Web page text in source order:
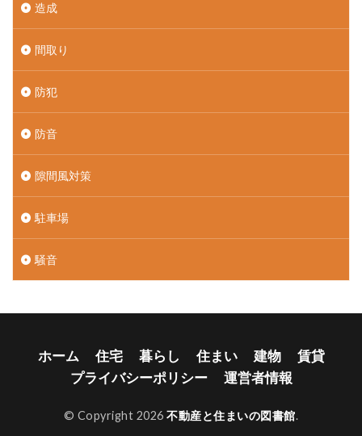
造成
間取り
防犯
防音
隙間風対策
駐車場
騒音
ホーム 住宅 暮らし 住まい 建物
賃貸
プライバシーポリシー
運営者情報
© Copyright 2026不動産と住まいの図書館.